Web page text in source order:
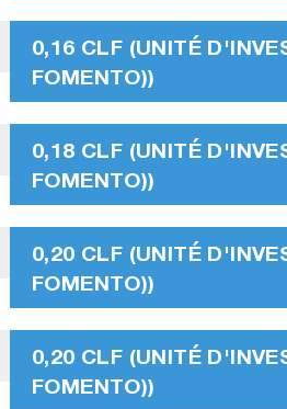
0,16 CLF (UNITÉ
FOMENTO))
0,18 CLF (UNITÉ
FOMENTO))
0,20 CLF (UNITÉ
FOMENTO))
0,20 CLF (UNITÉ
FOMENTO))